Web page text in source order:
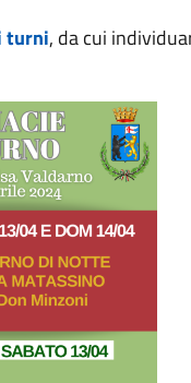
turni, da cui